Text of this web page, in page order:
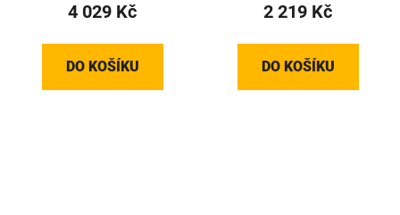
4 029 Kč
DO KOŠÍKU
2 219 Kč
DO KOŠÍKU